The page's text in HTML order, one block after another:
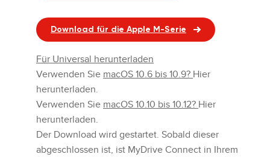
Download für die Apple M-Serie
Für Universal herunterladen
Verwenden Sie macOS 10.6 bis 10.9? Hier
herunterladen.
Verwenden Sie macOS 10.10 bis 10.12? Hier
herunterladen.
Der Download wird gestartet. Sobald dieser
abgeschlossen ist, ist MyDrive Connect in Ihrem